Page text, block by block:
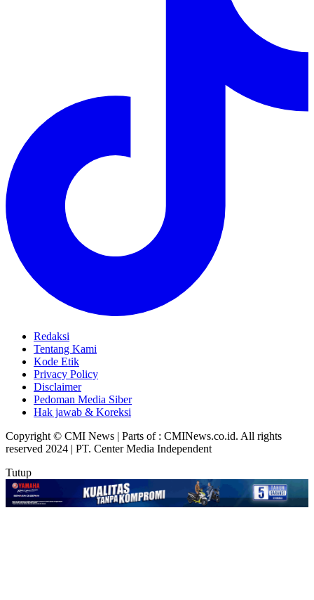
Redaksi
Tentang Kami
Kode Etik
Privacy Policy
Disclaimer
Pedoman Media Siber
Hak jawab & Koreksi
Copyright © CMI News | Parts of : CMINews.co.id. All rights
reserved 2024 | PT. Center Media Independent
Tutup